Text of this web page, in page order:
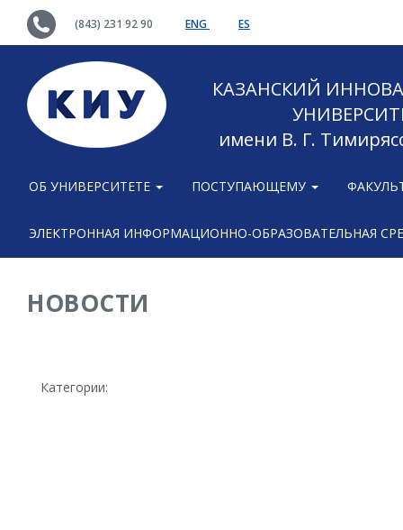
(843) 231 92 90 ENG ES
КАЗАНСКИЙ
имени В. Г.
ОБ УНИВЕРСИТЕТЕ ПОСТУПАЮЩЕМУ
ЭЛЕКТРОННАЯ ИНФОРМАЦИОННО-ОБРАЗОВАТЕЛЬНАЯ
НОВОСТИ
Категории: